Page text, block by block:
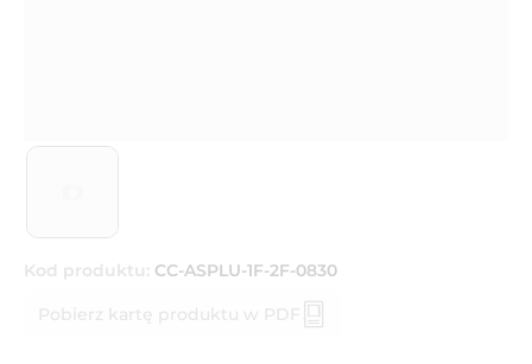
Kod produktu: CC-ASPLU-1F-2F-0830
Pobierz kartę produktu w PDF